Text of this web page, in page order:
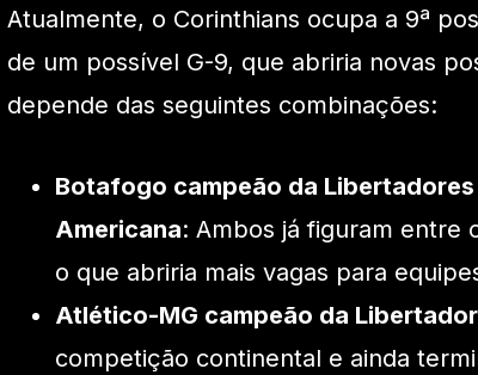
Atualmente, o Corinthians ocupa a 9ª
de um possível G-9, que abriria novas
depende das seguintes combinações:
Botafogo campeão da
Americana: Ambos já figuram entre
o que abriria mais vagas para
Atlético-MG campeão da
competição continental e ainda